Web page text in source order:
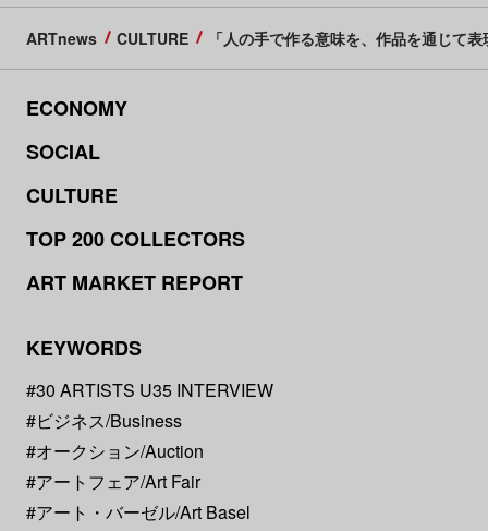
ARTnews CULTURE 「人の手で作る意味を、作品を通じて
ECONOMY
SOCIAL
CULTURE
TOP 200 COLLECTORS
ART MARKET REPORT
KEYWORDS
#30 ARTISTS U35 INTERVIEW
#ビジネス/Business
#オークション/Auction
#アートフェア/Art Fair
#アート・バーゼル/Art Basel